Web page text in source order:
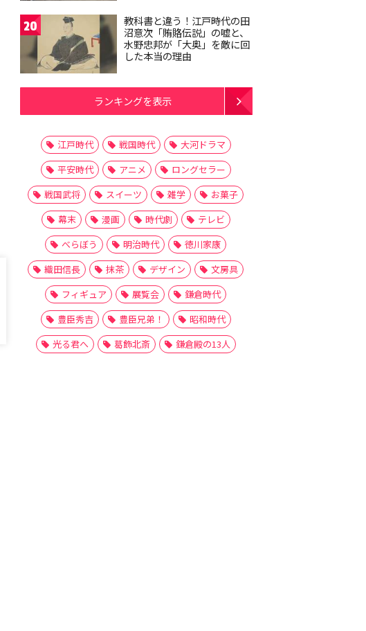
20
教科書と違う！江戸時代の田
沼意次「賄賂伝説」の嘘と、
水野忠邦が「大奥」を敵に回
した本当の理由
ランキングを表示
江戸時代 戦国時代
大河ドラマ
平安時代
アニメ
ロングセラー
戦国武将
スイーツ 雑学
お菓子
幕末
漫画 時代劇
テレビ
べらぼう
明治時代
徳川家康
織田信長
抹茶 デザイン
文房具
フィギュア
展覧会
鎌倉時代
豊臣秀吉
豊臣兄弟！
昭和時代
光る君へ
葛飾北斎 鎌倉殿の13人